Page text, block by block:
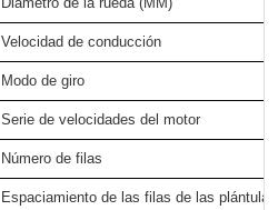
Velocidad de conducción
Modo de giro
Serie de velocidades del motor
Número de filas
Espaciamiento de las filas de las